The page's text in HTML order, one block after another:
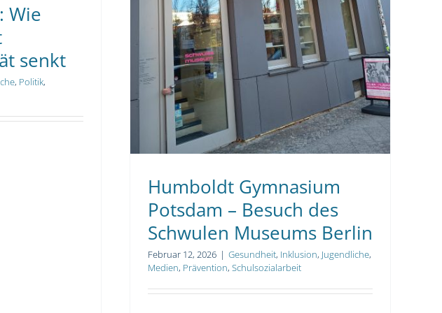
Wie
senkt
, Politik,
Gesundheit Inklusion Jugendliche Medien
Prävention
Schulsozialarbeit
Humboldt Gymnasium
Potsdam – Besuch des
Schwulen Museums Berlin
Februar 12, 2026 | Gesundheit, Inklusion, Jugendliche,
Medien, Prävention, Schulsozialarbeit